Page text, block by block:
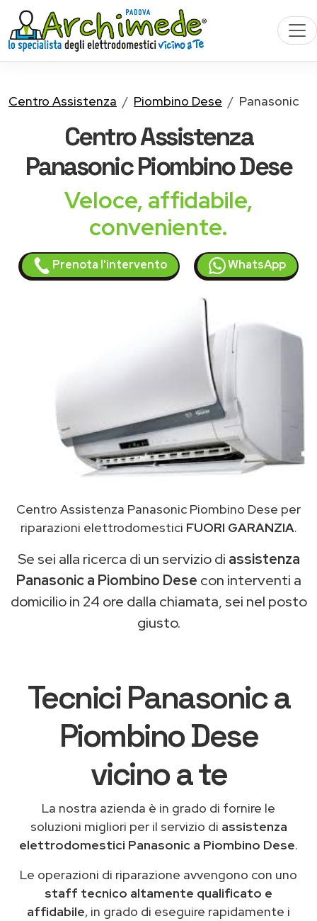
Centro Assistenza Piombino Dese Panasonic
Centro Assistenza
PanasonicPiombino Dese
Veloce, affidabile,
conveniente.
Prenota l'intervento WhatsApp
Centro Assistenza Panasonic Piombino Dese per
riparazioni elettrodomestici FUORI GARANZIA.
Se sei alla ricerca di un servizio di assistenza
Panasonic a Piombino Dese con interventi a
domicilio in 24 ore dalla chiamata, sei nel posto
giusto.
Tecnici Panasonic a
Piombino Dese
vicino a te
La nostra azienda è in grado di fornire le
soluzioni migliori per il servizio di assistenza
elettrodomestici Panasonic a Piombino Dese.
Le operazioni di riparazione avvengono con uno
staff tecnico altamente qualificato e
affidabile, in grado di eseguire rapidamente i